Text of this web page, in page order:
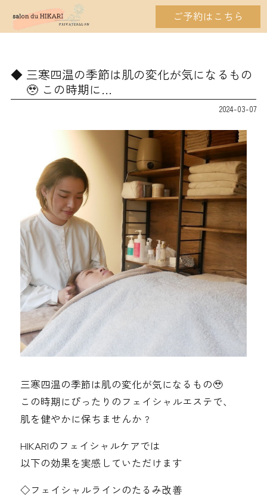
ご予約はこちら
三寒四温の季節は肌の変化が気になるもの
🥹 この時期に…
2024-03-07
三寒四温の季節は肌の変化が気になるもの🥹
この時期にぴったりのフェイシャルエステで、
肌を健やかに保ちませんか ?
HIKARIのフェイシャルケアでは
以下の効果を実感していただけます
◇フェイシャルラインのたるみ改善